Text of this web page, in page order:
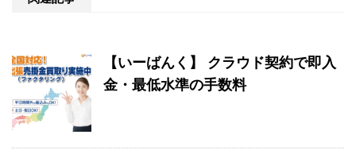
【いーばんく】 クラウド契約で即入
金・最低水準の手数料